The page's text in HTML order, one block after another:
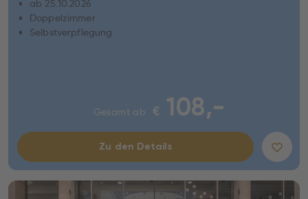
ab 25.10.2026
Doppelzimmer
Selbstverpflegung
Gesamt ab € 108,-
Zu den Details